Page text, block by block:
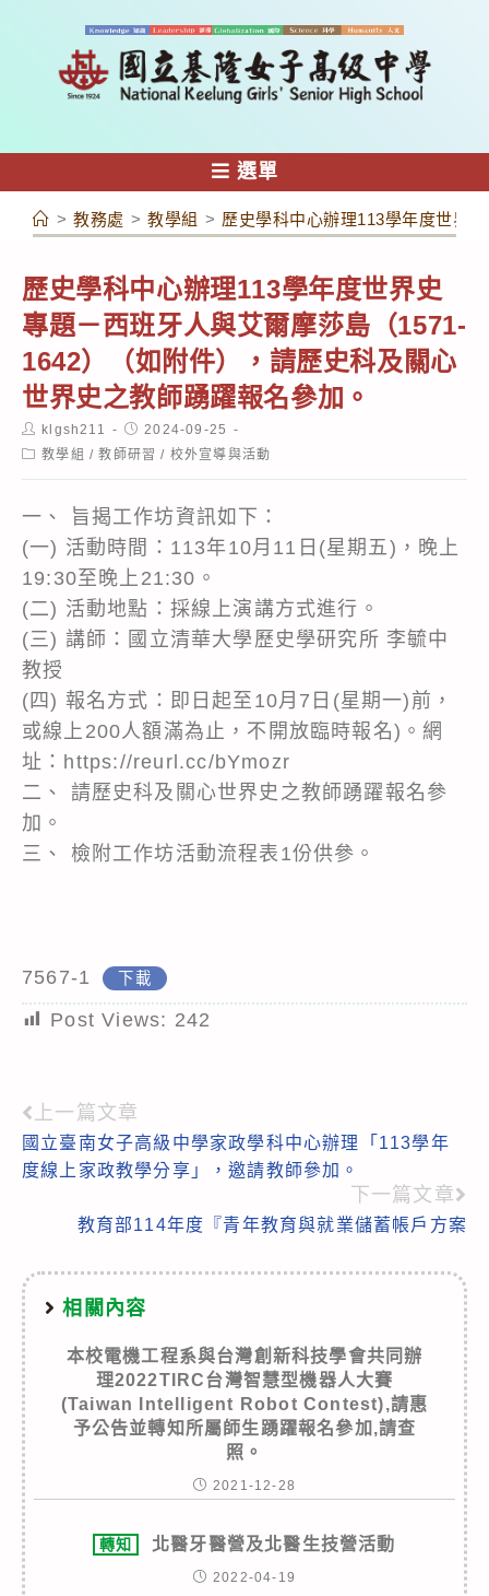
容
選單
> 教務處 > 教學組 > 歷史學科中心辦理113學年度世界
歷史學科中心辦理113學年度世界史
專題－西班牙人與艾爾摩莎島（1571-
1642）（如附件），請歷史科及關心
世界史之教師踴躍報名參加。
Post
author:
klgsh211
Post
published:
2024-09-25
Post教學組 / 教師研習 / 校外宣導與活動
一、 旨揭工作坊資訊如下：
(一) 活動時間：113年10月11日(星期五)，晚上
19:30至晚上21:30。
(二) 活動地點：採線上演講方式進行。
(三) 講師：國立清華大學歷史學研究所 李毓中
教授
(四) 報名方式：即日起至10月7日(星期一)前，
或線上200人額滿為止，不開放臨時報名)。網
址：https://reurl.cc/bYmozr
二、 請歷史科及關心世界史之教師踴躍報名參
加。
三、 檢附工作坊活動流程表1份供參。
7567-1 下載
Post Views: 242
Read
more
上一篇文章
國立臺南女子高級中學家政學科中心辦理「113學年
度線上家政教學分享」，邀請教師參加。
下一篇文章
教育部114年度『青年教育與就業儲蓄帳戶方案
相關內容
本校電機工程系與台灣創新科技學會共同辦
理2022TIRC台灣智慧型機器人大賽
(Taiwan Intelligent Robot Contest),請惠
予公告並轉知所屬師生踴躍報名參加,請查
照。
2021-12-28
轉知 北醫牙醫營及北醫生技營活動
2022-04-19